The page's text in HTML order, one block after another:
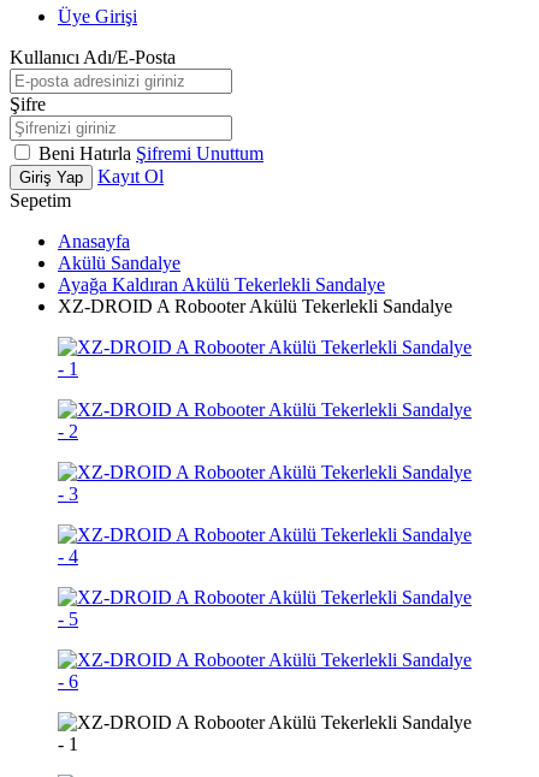
Üye Girişi
Kullanıcı Adı/E-Posta
Şifre
Beni Hatırla Şifremi Unuttum
Giriş Yap
Kayıt Ol
Sepetim
Anasayfa
Akülü Sandalye
Ayağa Kaldıran Akülü Tekerlekli Sandalye
XZ-DROID A Robooter Akülü Tekerlekli Sandalye